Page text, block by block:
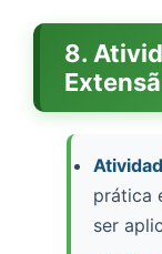
8.
prática
ser